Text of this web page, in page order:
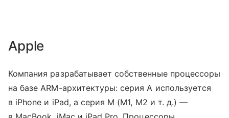
Apple
Компания разрабатывает собственные процессоры
на базе ARM-архитектуры: серия A используется
в iPhone и iPad, а серия M (M1, M2 и т. д.) —